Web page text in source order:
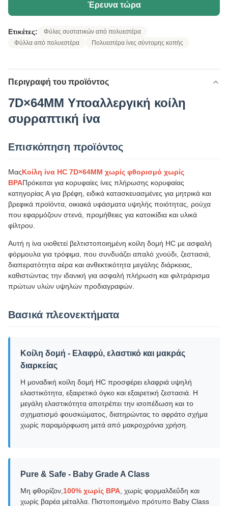
Έρευνα τώρα
Ετικέτες:
Φύλες συστατικών από πολυεστέρα
Φύλλα από πολυεστέρα
Πολυεστέρα ίνες σύντομης κοπής
Περιγραφή του προϊόντος
7D×64MM Υποαλλεργική κοίλη
συρραπτική ίνα
Επισκόπηση προϊόντος
ΜαςΚοίλη ίνα HC 7D×64MM χωρίς φθορισμό χωρίς
BPAΠρόκειται για κορυφαίες ίνες πλήρωσης κορυφαίας
κατηγορίας Α για βρέφη, ειδικά κατασκευασμένες για μητρικά και
βρεφικά προϊόντα, οικιακά υφάσματα υψηλής ποιότητας, ρούχα
που εφαρμόζουν στενά, προμήθειες για κατοικίδια και υλικά
φίλτρου.
Αυτή η ίνα υιοθετεί βελτιστοποιημένη κοίλη δομή HC με ασφαλή
φόρμουλα για τρόφιμα, που συνδυάζει απαλό χνούδι, ζεστασιά,
διαπερατότητα αέρα και ανθεκτικότητα μεγάλης διάρκειας,
καθιστώντας την ιδανική για ασφαλή πλήρωση και φιλτράρισμα
πρώτων υλών υψηλών προδιαγραφών.
Βασικά πλεονεκτήματα
Κοίλη δομή - Ελαφρύ, ελαστικό και μακράς
διαρκείας
Η μοναδική κοίλη δομή HC προσφέρει ελαφριά υψηλή
ελαστικότητα, εξαιρετικό όγκο και εξαιρετική ζεστασιά. Η
μεγάλη ελαστικότητα αποτρέπει την ισοπέδωση και το
σχηματισμό φουσκώματος, διατηρώντας το αφράτο σχήμα
χωρίς παραμόρφωση μετά από μακροχρόνια χρήση.
Pure & Safe - Baby Grade A Class
Μη φθορίζον, 100% χωρίς BPA , χωρίς φορμαλδεΰδη και
χωρίς βαρέα μέταλλα. Πιστοποιημένο πρότυπο Baby Class